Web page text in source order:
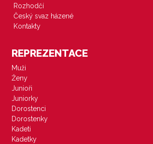
Rozhodčí
Český svaz házené
Kontakty
REPREZENTACE
Muži
Ženy
Junioři
Juniorky
Dorostenci
Dorostenky
Kadeti
Kadetky